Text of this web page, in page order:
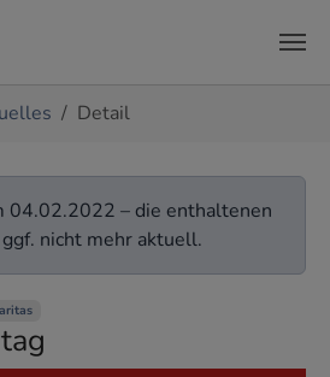
Detail
04.02.2022 – die enthaltenen
nicht mehr aktuell.